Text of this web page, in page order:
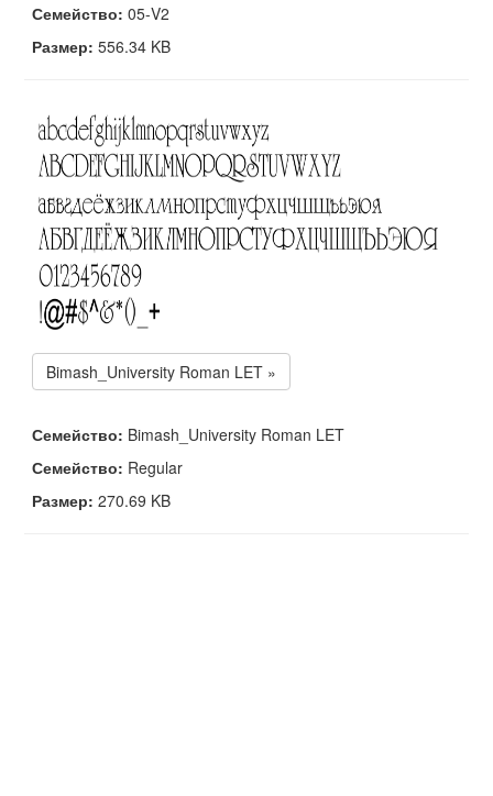
Семейство: 05-V2
Размер: 556.34 KB
Bimash_University Roman LET »
Семейство: Bimash_University Roman LET
Семейство: Regular
Размер: 270.69 KB